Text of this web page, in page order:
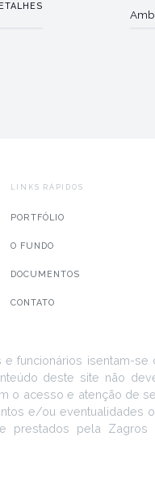
LINKS RÁPIDOS
PORTFÓLIO
O FUNDO
DOCUMENTOS
CONTATO
funcionários isentam-
deste site não
o acesso e atenção de
e/ou eventualidades
pela Zagros